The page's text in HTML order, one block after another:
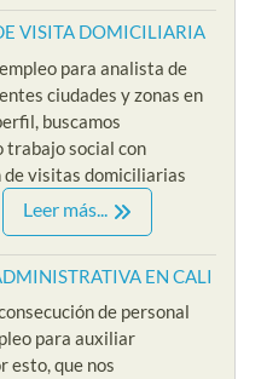
VISITA DOMICILIARIA
para analista de
ciudades y zonas en
buscamos
trabajo social con
visitas domiciliarias
Leer más...
EN CALI
de personal
para auxiliar
esto, que nos